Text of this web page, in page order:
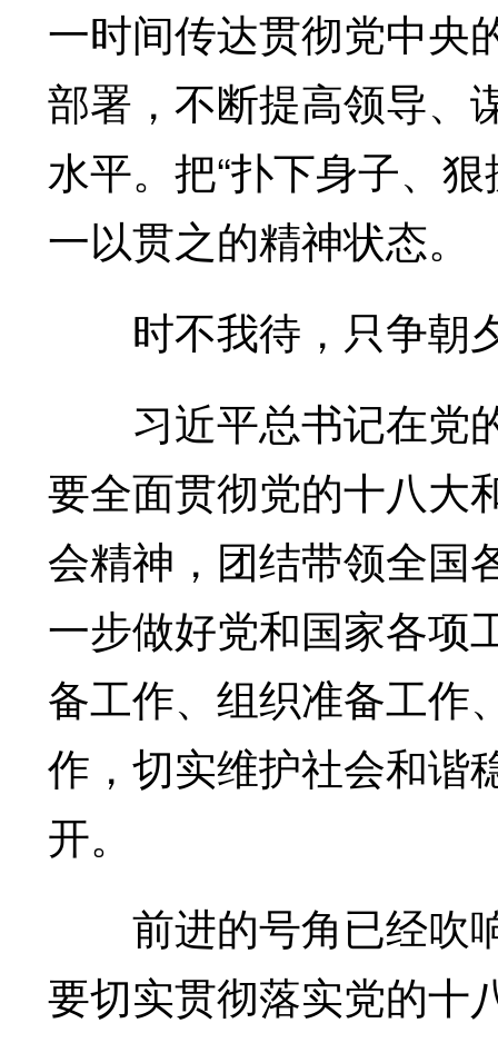
一时间传达贯彻党中央
部署，不断提高领导、
水平。把“扑下身子、
一以贯之的精神状态。
时不我待，只争朝
习近平总书记在党
要全面贯彻党的十八大
会精神，团结带领全国
一步做好党和国家各项
备工作、组织准备工作
作，切实维护社会和谐
开。
前进的号角已经吹响
要切实贯彻落实党的十